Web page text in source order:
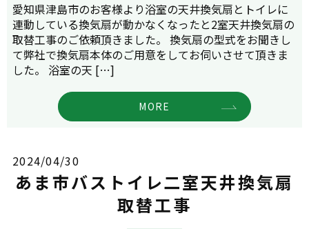
愛知県津島市のお客様より浴室の天井換気扇とトイレに
連動している換気扇が動かなくなったと2室天井換気扇の
取替工事のご依頼頂きました。 換気扇の型式をお聞きし
て弊社で換気扇本体のご用意をしてお伺いさせて頂きま
した。 浴室の天 […]
MORE
2024/04/30
あま市バストイレ二室天井換気扇
取替工事